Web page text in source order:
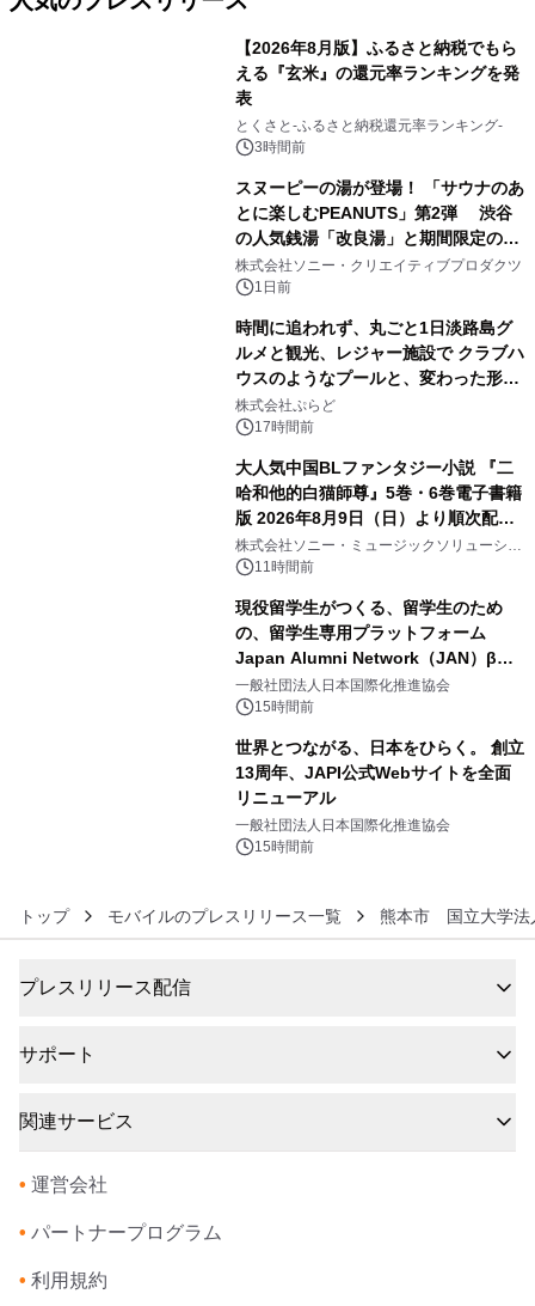
【2026年8月版】ふるさと納税でもら
える『玄米』の還元率ランキングを発
表
とくさと-ふるさと納税還元率ランキング-
3時間前
スヌーピーの湯が登場！ 「サウナのあ
とに楽しむPEANUTS」第2弾 渋谷
の人気銭湯「改良湯」と期間限定のコ
ラボレーション サウナイキタイコラ
ボグッズも発売決定！
株式会社ソニー・クリエイティブプロダクツ
1日前
時間に追われず、丸ごと1日淡路島グ
ルメと観光、レジャー施設で クラブハ
ウスのようなプールと、変わった形の
サウナも 「THE BOXY AWAJI」のお
得な素泊まり連泊プランで
株式会社ぷらど
17時間前
大人気中国BLファンタジー小説 『二
哈和他的白猫師尊』5巻・6巻電子書籍
版 2026年8月9日（日）より順次配信
開始
株式会社ソニー・ミュージックソリューショ
ンズ11時間前
現役留学生がつくる、留学生のため
の、留学生専用プラットフォーム
Japan Alumni Network（JAN）β版
をリリース
一般社団法人日本国際化推進協会
15時間前
世界とつながる、日本をひらく。 創立
13周年、JAPI公式Webサイトを全面
リニューアル
一般社団法人日本国際化推進協会
15時間前
トップ モバイルのプレスリリース一覧 熊本市 国立大学法
プレスリリース配信
サポート
関連サービス
• 運営会社
• パートナープログラム
• 利用規約